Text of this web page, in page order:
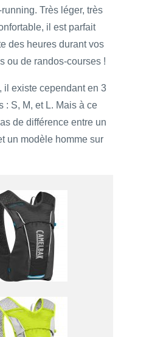
Très léger, très
il est parfait
des heures durant vos
ou de randos-courses !
il existe cependant en 3
: S, M, et L. Mais à ce
de différence entre un
un modèle homme sur